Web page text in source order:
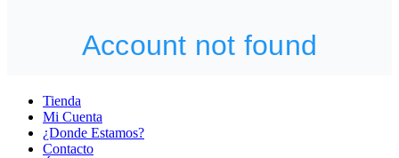
Tienda
Mi Cuenta
¿Donde Estamos?
Contacto